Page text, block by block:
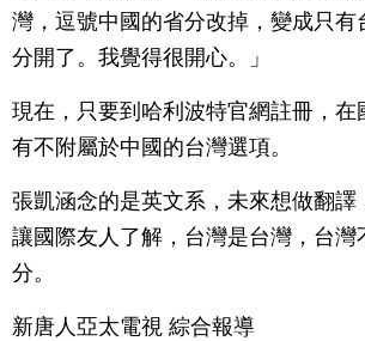
灣，逗號中國的省分改掉，變成只有
分開了。我覺得很開心。」
現在，只要到哈利波特官網註冊，在
有不附屬於中國的台灣選項。
張凱涵念的是英文系，未來想做翻譯
讓國際友人了解，台灣是台灣，台灣
分。
新唐人亞太電視 綜合報導